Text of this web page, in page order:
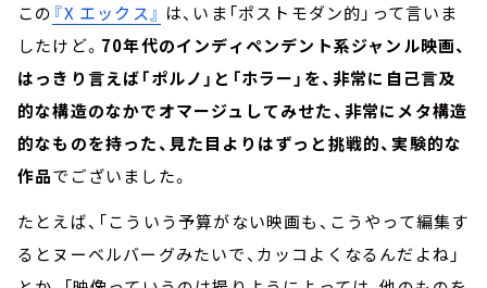
この 『X エックス』 は、いま「ポストモダン的」って言いま
したけど。 70年代のインディペンデント系ジャンル映画、
はっきり言えば「ポルノ」と「ホラー」を、非常に自己言及
的な構造のなかでオマージュしてみせた、非常にメタ構造
的なものを持った、見た目よりはずっと挑戦的、実験的な
作品でございました。
たとえば、「こういう予算がない映画も、こうやって編集す
るとヌーベルバーグみたいで、カッコよくなるんだよね」